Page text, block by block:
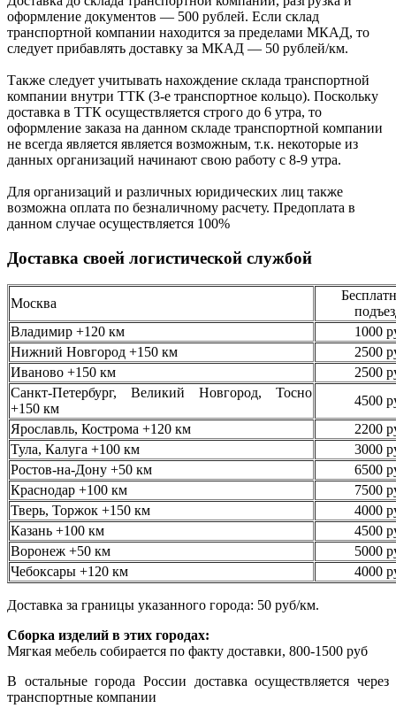
оформление документов — 500 рублей. Если склад
транспортной компании находится за пределами МКАД, то
следует прибавлять доставку за МКАД — 50 рублей/км.
Также следует учитывать нахождение склада транспортной
компании внутри ТТК (3-е транспортное кольцо). Поскольку
доставка в ТТК осуществляется строго до 6 утра, то
оформление заказа на данном складе транспортной компании
не всегда является является возможным, т.к. некоторые из
данных организаций начинают свою работу с 8-9 утра.
Для организаций и различных юридических лиц также
возможна оплата по безналичному расчету. Предоплата в
данном случае осуществляется 100%
Доставка своей логистической службой
Москва
Владимир +120 км
1000
Нижний Новгород +150 км
2500
Иваново +150 км
2500
Санкт-Петербург, Великий Новгород, Тосно
+150 км
4500
Ярославль, Кострома +120 км
2200
Тула, Калуга +100 км
3000
Ростов-на-Дону +50 км
6500
Краснодар +100 км
7500
Тверь, Торжок +150 км
4000
Казань +100 км
4500
Воронеж +50 км
5000
Чебоксары +120 км
4000
Доставка за границы указанного города: 50 руб/км.
Сборка изделий в этих городах:
Мягкая мебель собирается по факту доставки, 800-1500 руб
В остальные города России доставка осуществляется через
транспортные компании